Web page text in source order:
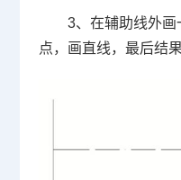
3、在辅助线外画
点，画直线，最后结